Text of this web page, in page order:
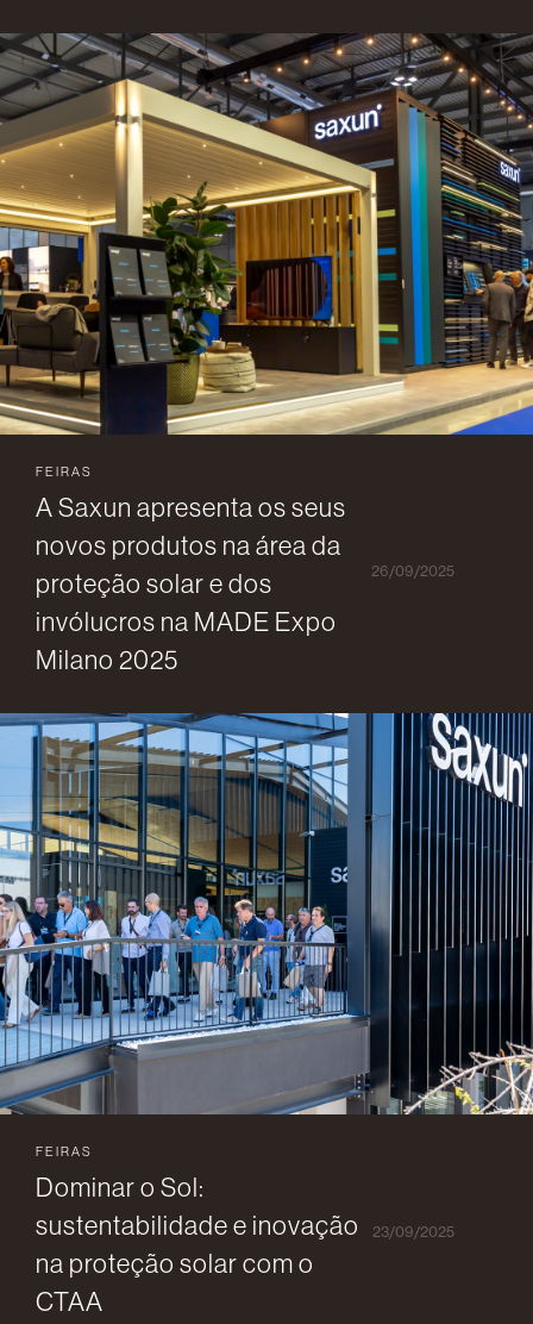
FEIRAS
A Saxun apresenta os seus
novos produtos na área da
proteção solar e dos
invólucros na MADE Expo
Milano 2025
26/09/2025
FEIRAS
Dominar o Sol:
sustentabilidade e inovação
na proteção solar com o
CTAA
23/09/2025